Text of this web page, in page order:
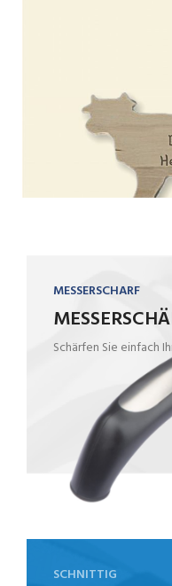
MESSERSCHARF
Schärfen Sie einfach
SCHNITTIG